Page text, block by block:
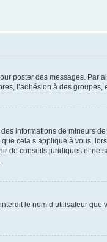
poster des messages.
l’adhésion à des groupes,
informations de mineurs
cela s’applique à vous,
conseils juridiques et ne
le nom d’utilisateur